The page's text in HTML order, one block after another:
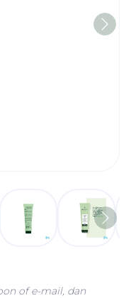
View largerView
of e-mail, dan